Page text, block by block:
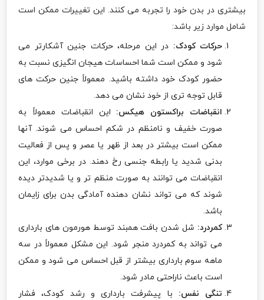
بیشتری در بدن خود را تجربه می کنند. این تغییرات ممکن است
شامل موارد زیر باشد:
حرکات کودک: در این مرحله، حرکات جنین آشکارتر می
شود و ممکن است شما احساسات هیجان انگیزی نسبت به
حضور کودک خود داشته باشید. معمولاً جنین حرکت های
قابل توجه تری از خود نشان می دهد.
انقباضات براکستون هیکس: این انقباضات معمولاً به
صورت خفیف و نامنظم در شکم احساس می شوند. آنها
ممکن است بیشتر در بعد از ظهر یا عصر و پس از فعالیت
بدنی شدید یا رابطه جنسی رخ دهند. در برخی موارد، این
انقباضات می توانند به صورت منظم تر و یا شدیدتر دیده
شوند که می تواند نشان دهنده آمادگی بدن برای زایمان
باشد.
کمردرد: شل شدن بافت همبند توسط هورمون های بارداری
می تواند به کمردرد منجر شود. این مشکل معمولاً در سه
ماهه سوم بارداری بیشتر از قبل احساس می شود و ممکن
است باعث ناراحتی مادر شود.
تنگی نفس: با پیشرفت بارداری و رشد کودک، فشار